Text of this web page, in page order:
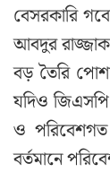
বেসরকারি
আবদুর
বড় তৈরি
যদিও জিএসপি
ও
বর্তমানে